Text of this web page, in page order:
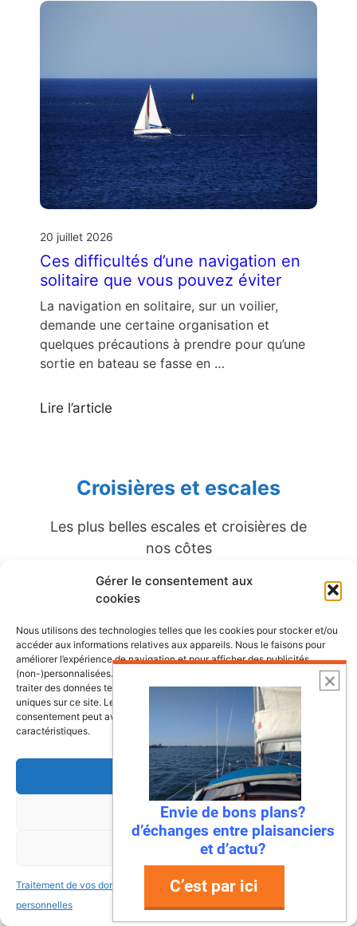
Gérer le consentement aux
cookies
Nous utilisons des technologies telles que les cookies pour stocker et/ou
accéder aux informations relatives aux appareils. Nous le faisons pour
améliorer l’expérience de navigation et pour afficher des publicités
(non-)personnalisées. Consentir à ces technologies nous autorisera à
traiter des données telles que le comportement de navigation ou les ID
uniques sur ce site. Le fait de ne pas consentir ou de retirer son
consentement peut avoir un effet négatif sur certaines fonctonnalités et
caractéristiques.
Accepter
Refuser
Voir les préférences
Traitement de vos données
personnelles
Traitement de vos données
personnelles
20 juillet 2026
Ces difficultés d’une navigation en
solitaire que vous pouvez éviter
La navigation en solitaire, sur un voilier,
demande une certaine organisation et
quelques précautions à prendre pour qu’une
sortie en bateau se fasse en …
Lire l’article
Croisières et escales
Les plus belles escales et croisières de
nos côtes
Envie de fraicheur ? Larguez les
amarres direction la Normandie
Imaginez : des falaises vertigineuses qui
plongent dans une mer turquoise, des ports
Envie de bons plans?
d’échanges entre plaisanciers
et d’actu?
C’est par ici